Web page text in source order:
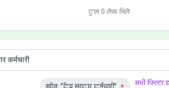
कुल 0 लेख मिले
सभी फिल्टर